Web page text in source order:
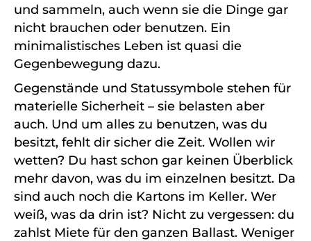
und sammeln, auch wenn sie die Dinge gar
nicht brauchen oder benutzen. Ein
minimalistisches Leben ist quasi die
Gegenbewegung dazu.
Gegenstände und Statussymbole stehen für
materielle Sicherheit – sie belasten aber
auch. Und um alles zu benutzen, was du
besitzt, fehlt dir sicher die Zeit. Wollen wir
wetten? Du hast schon gar keinen Überblick
mehr davon, was du im einzelnen besitzt. Da
sind auch noch die Kartons im Keller. Wer
weiß, was da drin ist? Nicht zu vergessen: du
zahlst Miete für den ganzen Ballast. Weniger